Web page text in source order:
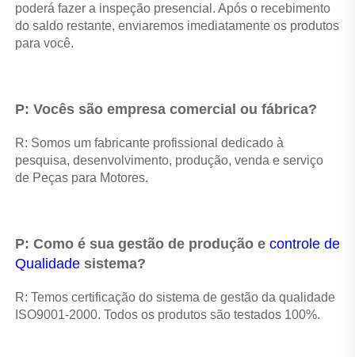
poderá fazer a inspeção presencial. Após o recebimento
do saldo restante, enviaremos imediatamente os produtos
para você.
P: Vocês são empresa comercial ou fábrica?
R: Somos um fabricante profissional dedicado à
pesquisa, desenvolvimento, produção, venda e serviço
de Peças para Motores.
P: Como é sua gestão de produção e controle de
Qualidade sistema?
R: Temos certificação do sistema de gestão da qualidade
ISO9001-2000. Todos os produtos são testados 100%.